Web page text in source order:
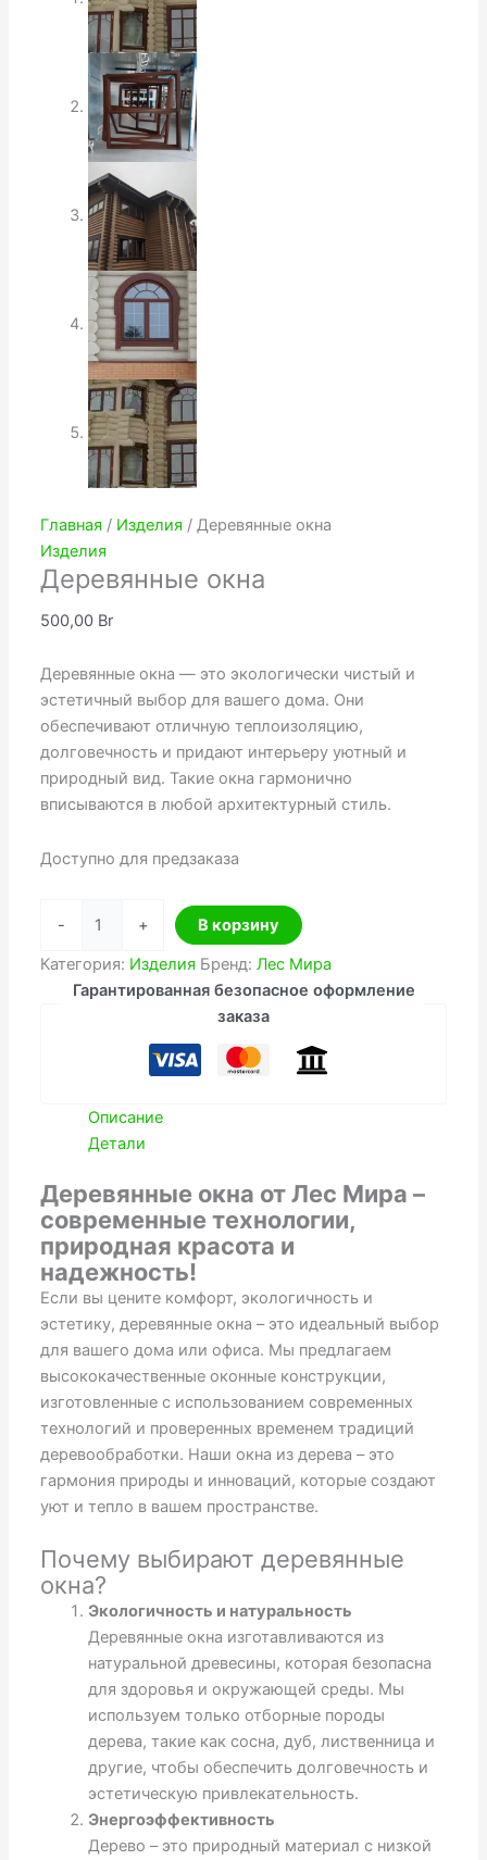
Главная / Изделия / Деревянные окна
Изделия
Деревянные окна
500,00 Br
Деревянные окна — это экологически чистый и
эстетичный выбор для вашего дома. Они
обеспечивают отличную теплоизоляцию,
долговечность и придают интерьеру уютный и
природный вид. Такие окна гармонично
вписываются в любой архитектурный стиль.
Доступно для предзаказа
-
Деревянные
окна
+
В корзину
Категория: Изделия Бренд:Лес Мира
Гарантированная безопасное оформление
заказа
Описание
Детали
Деревянные окна от Лес Мира –
современные технологии,
природная красота и
надежность!
Если вы цените комфорт, экологичность и
эстетику, деревянные окна – это идеальный выбор
для вашего дома или офиса. Мы предлагаем
высококачественные оконные конструкции,
изготовленные с использованием современных
технологий и проверенных временем традиций
деревообработки. Наши окна из дерева – это
гармония природы и инноваций, которые создают
уют и тепло в вашем пространстве.
Почему выбирают деревянные
окна?
Экологичность и натуральность
Деревянные окна изготавливаются из
натуральной древесины, которая безопасна
для здоровья и окружающей среды. Мы
используем только отборные породы
дерева, такие как сосна, дуб, лиственница и
другие, чтобы обеспечить долговечность и
эстетическую привлекательность.
Энергоэффективность
Дерево – это природный материал с низкой